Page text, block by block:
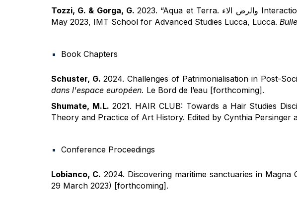
Tozzi, G. & Gorga, G.2023. “Aqua et Terra. والرض الاء Interactions of Aristotelian Elements in Medieval Philosophy, from the Bible to Dante”. 26-27
May 2023, IMT School for Advanced Studies Lucca, Lucca.
Book Chapters
Schuster, G. 2024. Challenges of Patrimonialisation in Post-
dans l'espace européen. Le Bord de l’eau [forthcoming].
Shumate, M.L. 2021. HAIR CLUB: Towards a Hair Studies
Theory and Practice of Art History. Edited by Cynthia Persinger
Conference Proceedings
Lobianco, C. 2024. Discovering maritime sanctuaries in
29 March 2023) [forthcoming].